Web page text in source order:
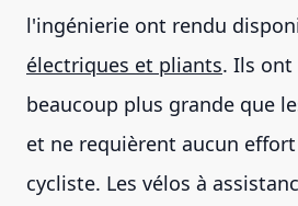
l'ingénierie ont rendu
électriques et pliants. Ils ont
beaucoup plus grande que
et ne requièrent aucun
cycliste. Les vélos à